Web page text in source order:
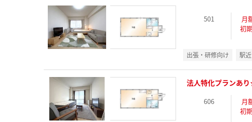
501
月
初
出張・研修向け 駅近
法人特化プランあ
606
月
初